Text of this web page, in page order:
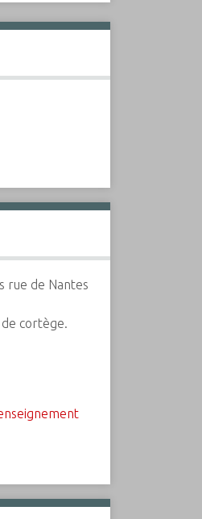
rue de Nantes
cortège.